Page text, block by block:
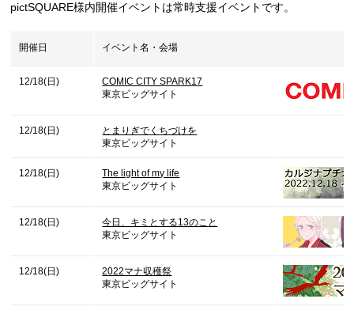
pictSQUARE様内開催イベントは常時支援イベントです。
開催日 イベント名・会場
12/18(日)
COMIC CITY SPARK17
東京ビッグサイト
12/18(日)
とまりぎでくちづけを
東京ビッグサイト
12/18(日)
The light of my life
東京ビッグサイト
12/18(日)
今日、キミとする13のこと
東京ビッグサイト
12/18(日)
2022マナ収穫祭
東京ビッグサイト